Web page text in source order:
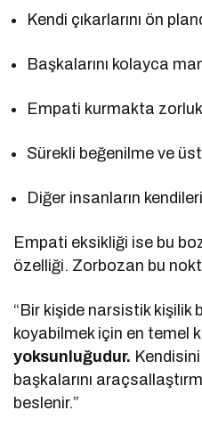
Kendi çıkarlarını ön
Başkalarını kolayca
Empati kurmakta zorluk
Sürekli beğenilme ve
Diğer insanların
Empati eksikliği ise bu
özelliği. Zorbozan bu
“Bir kişide narsistik kişilik
koyabilmek için en temel
yoksunluğudur.
başkalarını
beslenir.”